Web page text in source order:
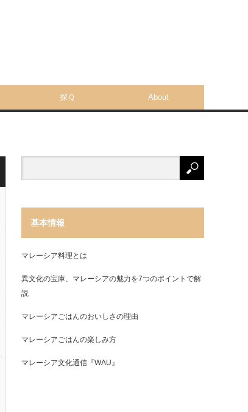
探Ｑ About
基本情報
マレーシア料理とは
異文化の宝庫、マレーシアの魅力を7つのポイントで解
説
マレーシアごはんのおいしさの理由
マレーシアごはんの楽しみ方
マレーシア文化通信『WAU』